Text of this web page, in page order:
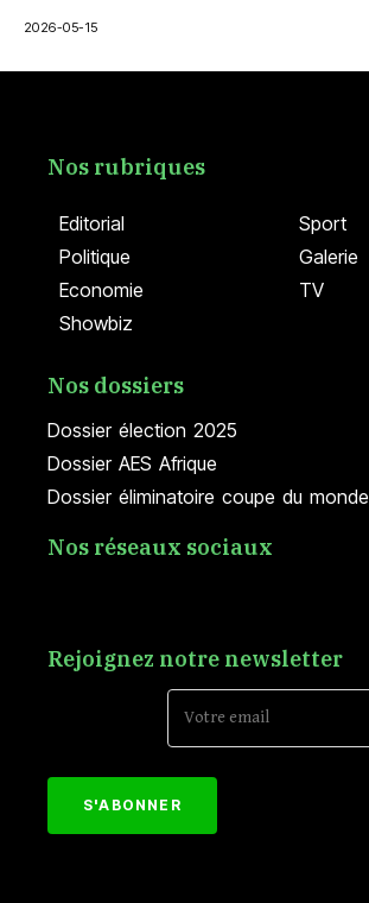
2026-05-15
Editorial
Politique
Economie
Showbiz
Sport
Galerie
TV
Nos rubriques
Dossier élection 2025
Dossier AES Afrique
Dossier éliminatoire coupe du monde
Nos dossiers
Nos réseaux sociaux
Rejoignez notre newsletter